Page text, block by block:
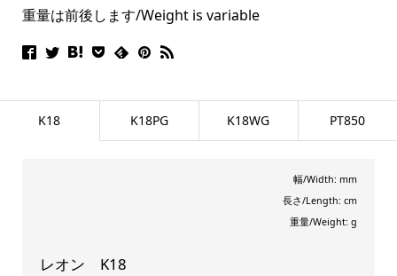
重量は前後します/Weight is variable
K18 K18PG K18WG PT850
幅/Width: mm
長さ/Length: cm
重量/Weight: g
レオン K18